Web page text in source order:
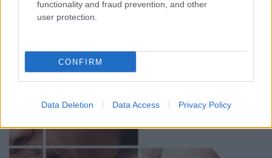
functionality and fraud prevention, and other
user protection.
CONFIRM
Data Deletion Data Access Privacy Policy
Na mindegy, a…